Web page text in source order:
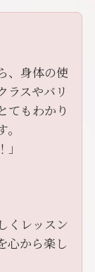
、身体の使
ラスやバリ
てもわかり
くレッスン
心から楽し